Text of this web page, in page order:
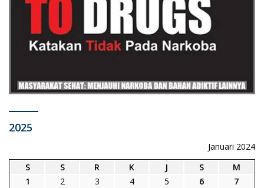
2025
Januari 2024
S
S R K J S
M
1
2 3 4 5 6
7